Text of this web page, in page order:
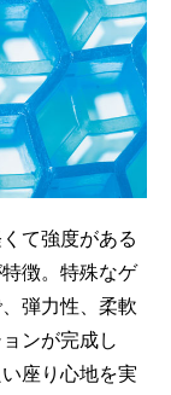
て強度がある
徴。特殊なゲ
弾力性、柔軟
ンが完成し
座り心地を実